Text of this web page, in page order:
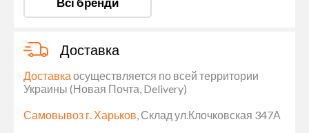
Доставка
Доставка осуществляется по всей территории
Украины (Новая Почта, Delivery)
Самовывоз г. Харьков, Склад ул.Клочковская 347А